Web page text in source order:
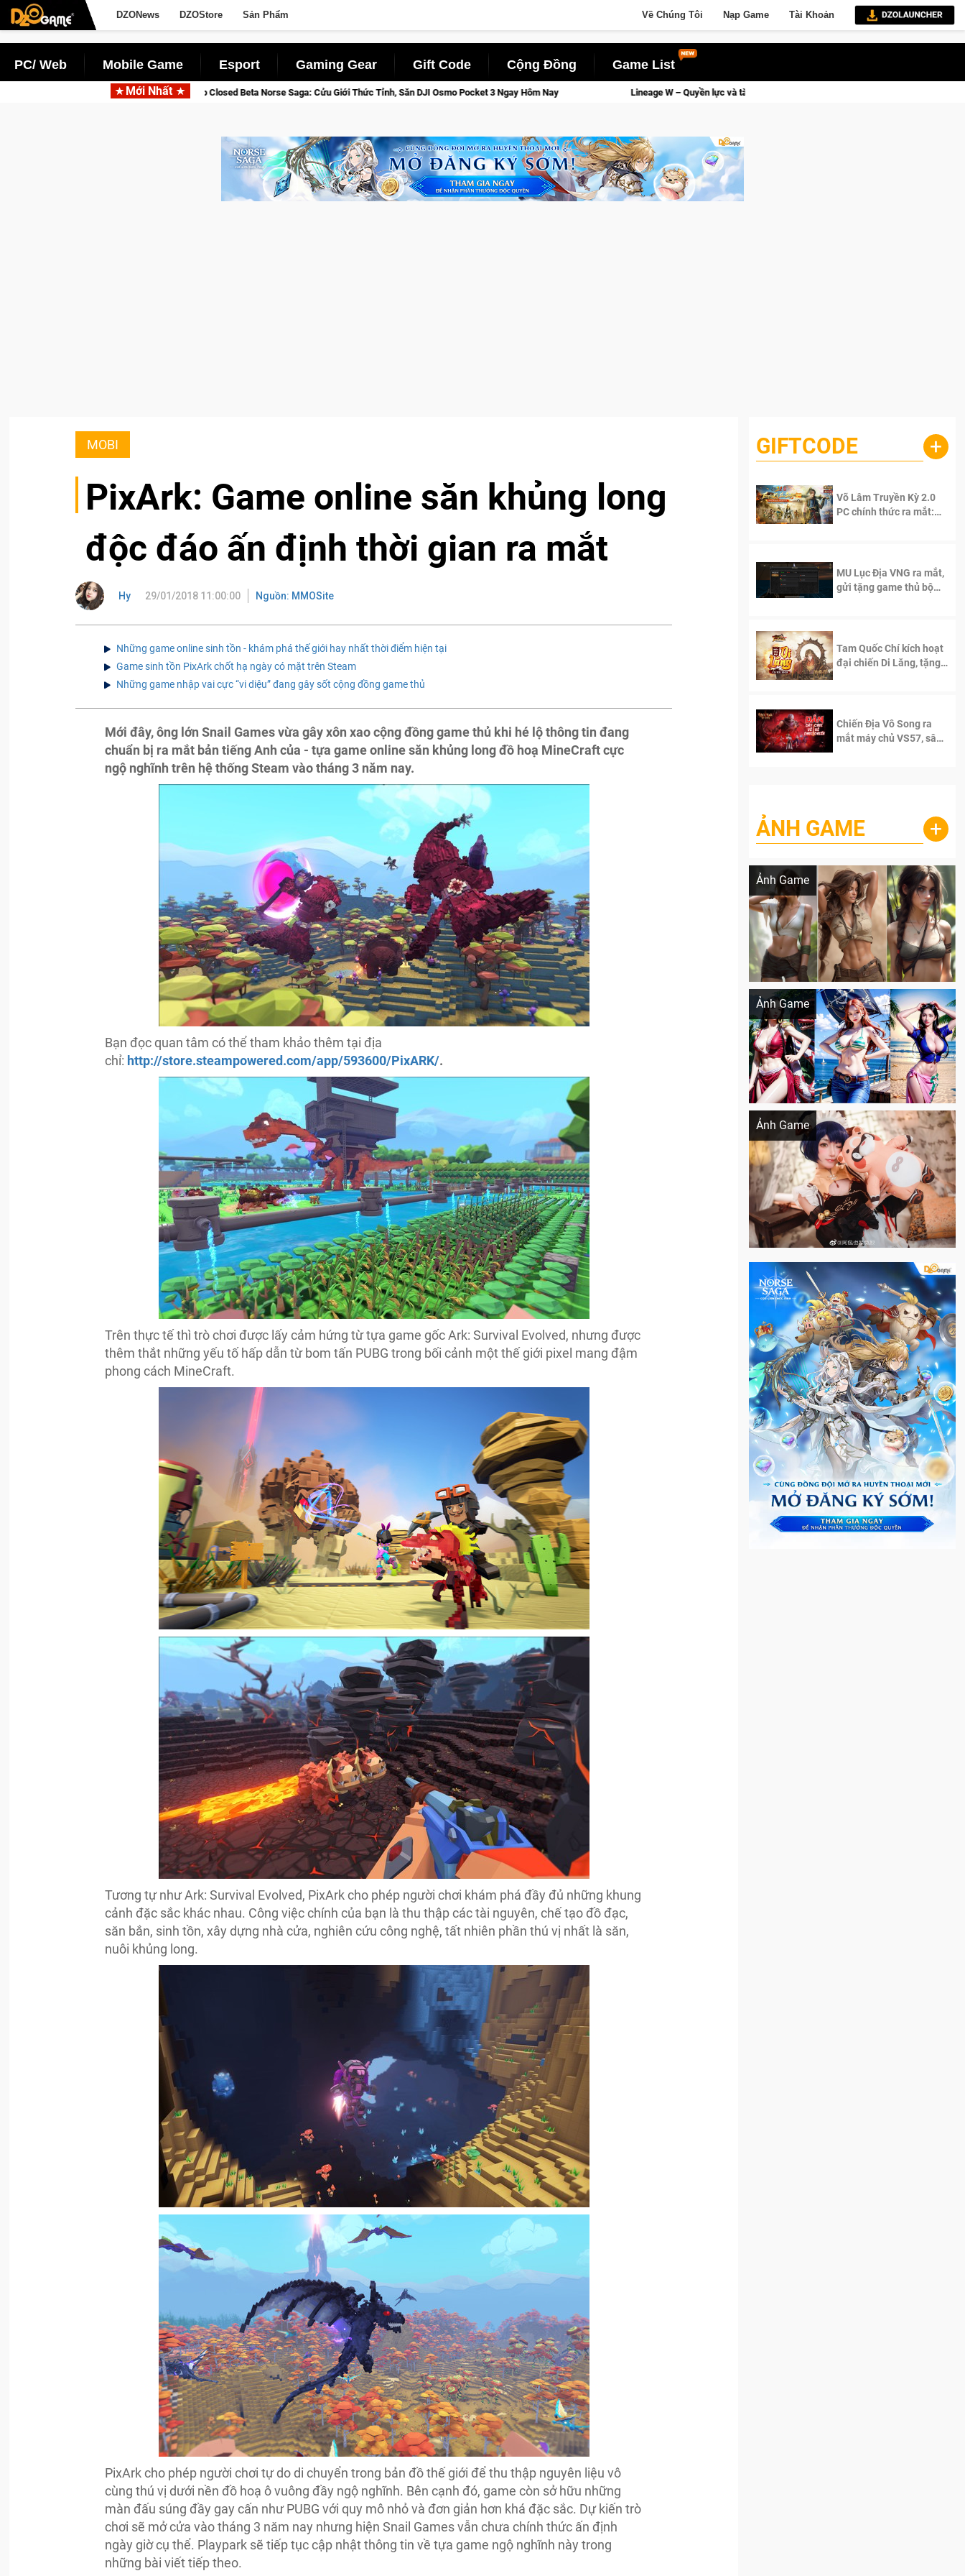
DZONews DZOStore Sản Phẩm Về Chúng Tôi Nạp Game Tài Khoản
PC/ Web Mobile Game Esport Gaming Gear Gift Code Cộng Đồng Game List
Mới Nhất
Gia Nhập Closed Beta Norse Saga: Cửu Giới Thức Tỉnh, Săn DJI Osmo Pocket 3 Ngay Hôm Nay Lineage W – Quyền lực và tài phú sẽ về tay kẻ đoạt được Vương Quyền thành Kent sắp tới!
MOBI
PixArk: Game online săn khủng long
độc đáo ấn định thời gian ra mắt
Hy 29/01/2018 11:00:00 Nguồn: MMOSite
Những game online sinh tồn - khám phá thế giới hay nhất thời điểm hiện tại
Game sinh tồn PixArk chốt hạ ngày có mặt trên Steam
Những game nhập vai cực “vi diệu” đang gây sốt cộng đồng game thủ
Mới đây, ông lớn Snail Games vừa gây xôn xao cộng đồng game thủ khi hé lộ thông tin đang
chuẩn bị ra mắt bản tiếng Anh của - tựa game online săn khủng long đồ hoạ MineCraft cực
ngộ nghĩnh trên hệ thống Steam vào tháng 3 năm nay.
Bạn đọc quan tâm có thể tham khảo thêm tại địa
chỉ: http://store.steampowered.com/app/593600/PixARK/.
Trên thực tế thì trò chơi được lấy cảm hứng từ tựa game gốc Ark: Survival Evolved, nhưng được
thêm thắt những yếu tố hấp dẫn từ bom tấn PUBG trong bối cảnh một thế giới pixel mang đậm
phong cách MineCraft.
Tương tự như Ark: Survival Evolved, PixArk cho phép người chơi khám phá đầy đủ những khung
cảnh đặc sắc khác nhau. Công việc chính của bạn là thu thập các tài nguyên, chế tạo đồ đạc,
săn bắn, sinh tồn, xây dựng nhà cửa, nghiên cứu công nghệ, tất nhiên phần thú vị nhất là săn,
nuôi khủng long.
PixArk cho phép người chơi tự do di chuyển trong bản đồ thế giới để thu thập nguyên liệu vô
cùng thú vị dưới nền đồ hoạ ô vuông đầy ngộ nghĩnh. Bên cạnh đó, game còn sở hữu những
màn đấu súng đầy gay cấn như PUBG với quy mô nhỏ và đơn giản hơn khá đặc sắc. Dự kiến trò
chơi sẽ mở cửa vào tháng 3 năm nay nhưng hiện Snail Games vẫn chưa chính thức ấn định
ngày giờ cụ thể. Playpark sẽ tiếp tục cập nhật thông tin về tựa game ngộ nghĩnh này trong
những bài viết tiếp theo.
GIFTCODE +
Võ Lâm Truyền Kỳ 2.0
PC chính thức ra mắt:
MU Lục Địa VNG ra mắt,
gửi tặng game thủ bộ
Tam Quốc Chí kích hoạt
đại chiến Di Lăng, tặng
Chiến Địa Vô Song ra
mắt máy chủ VS57, sân
ẢNH GAME +
Ảnh Game
Lala Croft vừa nóng vừa xinh dưới nét vẽ
Ảnh Game
Khi AI Cosplay gái đẹp One Piece
Ảnh Game
Cosplay Xiangling siêu cute